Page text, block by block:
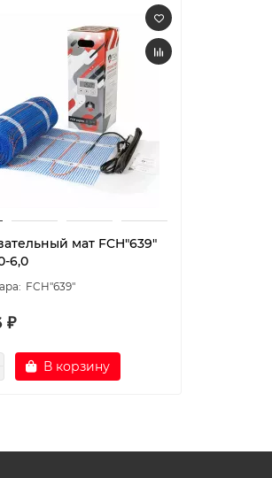
мат FCH"639"
6,0
FCH"639"
₽
В корзину